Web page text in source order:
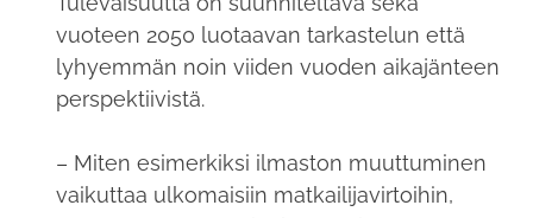
vuoteen 2050 luotaavan tarkastelun että
lyhyemmän noin viiden vuoden aikajänteen
perspektiivistä.
– Miten esimerkiksi ilmaston muuttuminen
vaikuttaa ulkomaisiin matkailijavirtoihin,